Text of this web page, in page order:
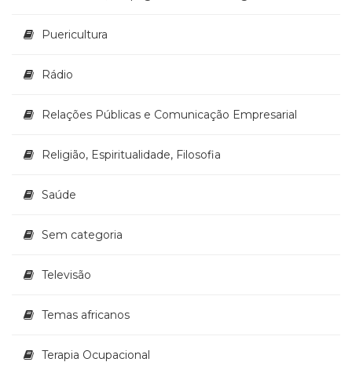
Puericultura
Rádio
Relações Públicas e Comunicação Empresarial
Religião, Espiritualidade, Filosofia
Saúde
Sem categoria
Televisão
Temas africanos
Terapia Ocupacional